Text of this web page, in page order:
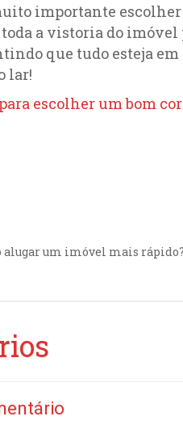
importante
a vistoria do imóvel
que tudo esteja
lar!
escolher um bom
um imóvel mais rápido?